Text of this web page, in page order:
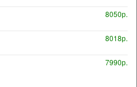
8050р.
8018р.
7990р.